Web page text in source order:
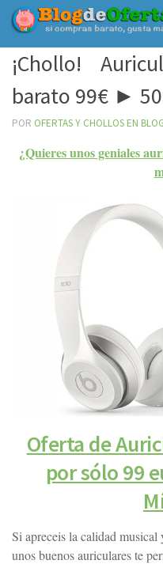
Debajo del contenido
¡Chollo!
barato 99€ ►
POR OFERTAS Y CHOLLOS EN
¿Quieres unos geniales
Oferta de
por sólo 99
Si apreceis la calidad musical
unos buenos auriculares te